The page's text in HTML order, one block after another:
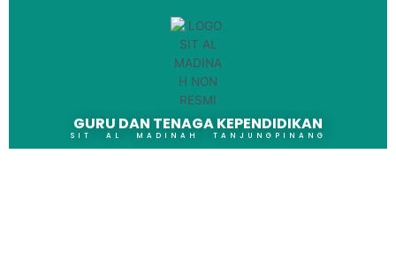
GURU DAN TENAGA KEPENDIDIKAN
SIT AL MADINAH TANJUNGPINANG